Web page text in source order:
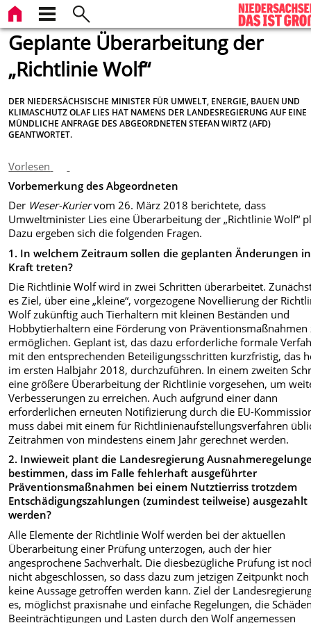
Geplante Überarbeitung der
„Richtlinie Wolf“
DER NIEDERSÄCHSISCHE MINISTER FÜR UMWELT, ENERGIE, BAUEN UND
KLIMASCHUTZ OLAF LIES HAT NAMENS DER LANDESREGIERUNG AUF EINE
MÜNDLICHE ANFRAGE DES ABGEORDNETEN STEFAN WIRTZ (AFD)
GEANTWORTET.
Vorlesen
Vorbemerkung des Abgeordneten
Der Weser-Kuriervom 26. März 2018 berichtete, dass
Umweltminister Lies eine Überarbeitung der „Richtlinie Wolf“
Dazu ergeben sich die folgenden Fragen.
1. In welchem Zeitraum sollen die geplanten Änderungen in
Kraft treten?
Die Richtlinie Wolf wird in zwei Schritten überarbeitet.
es Ziel, über eine „kleine“, vorgezogene Novellierung der
Wolf zukünftig auch Tierhaltern mit kleinen Beständen und
Hobbytierhaltern eine Förderung von Präventionsmaßnahmen
ermöglichen. Geplant ist, das dazu erforderliche formale
mit den entsprechenden Beteiligungsschritten kurzfristig, das
im ersten Halbjahr 2018, durchzuführen. In einem zweiten
eine größere Überarbeitung der Richtlinie vorgesehen, um
Verbesserungen zu erreichen. Auch aufgrund einer dann
erforderlichen erneuten Notifizierung durch die EU-
muss dabei mit einem für Richtlinienaufstellungsverfahren
Zeitrahmen von mindestens einem Jahr gerechnet werden.
2. Inwieweit plant die Landesregierung
bestimmen, dass im Falle fehlerhaft ausgeführter
Präventionsmaßnahmen bei einem Nutztierriss trotzdem
Entschädigungszahlungen (zumindest teilweise) ausgezahlt
werden?
Alle Elemente der Richtlinie Wolf werden bei der aktuellen
Überarbeitung einer Prüfung unterzogen, auch der hier
angesprochene Sachverhalt. Die diesbezügliche Prüfung ist
nicht abgeschlossen, so dass dazu zum jetzigen Zeitpunkt noch
keine Aussage getroffen werden kann. Ziel der
es, möglichst praxisnahe und einfache Regelungen, die
Beeinträchtigungen und Lasten durch den Wolf angemessen